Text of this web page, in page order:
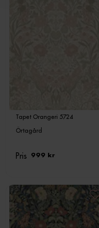
Tapet Orangeri 5724
Örtagård
Pris 999 kr